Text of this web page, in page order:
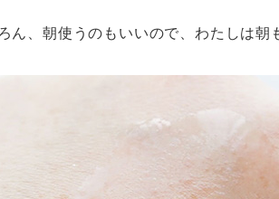
ん、朝使うのもいいので、わたしは朝